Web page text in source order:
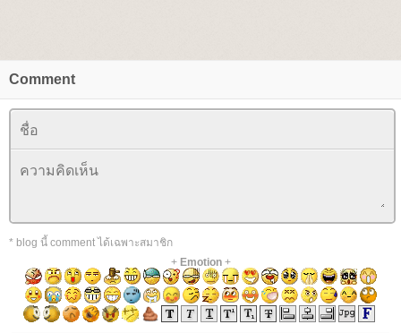
Comment
* blog นี้ comment ได้เฉพาะสมาชิก
+ Emotion+